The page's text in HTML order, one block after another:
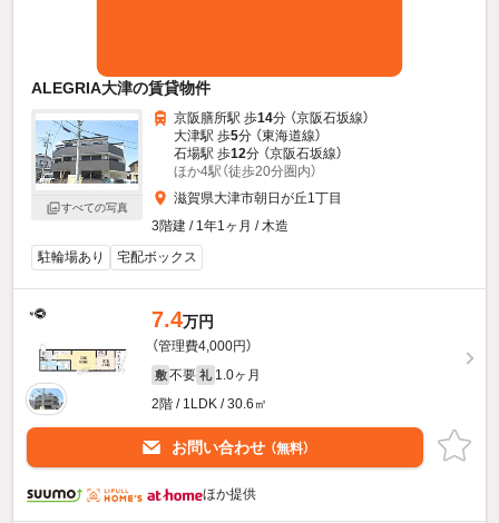
ALEGRIA大津の賃貸物件
すべての写真
京阪膳所駅 歩14分 （京阪石坂線）
大津駅 歩5分 （東海道線）
石場駅 歩12分 （京阪石坂線）
ほか4駅（徒歩20分圏内）
滋賀県大津市朝日が丘1丁目
3階建 / 1年1ヶ月 / 木造
駐輪場あり
宅配ボックス
7.4万円
（管理費4,000円）
敷 不要 礼 1.0ヶ月
2階 / 1LDK / 30.6㎡
お問い合わせ （無料）
ほか提供